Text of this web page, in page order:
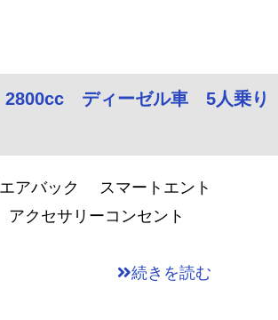
ディーゼル車 5人乗り
アバック スマートエント
クセサリーコンセント
続きを読む